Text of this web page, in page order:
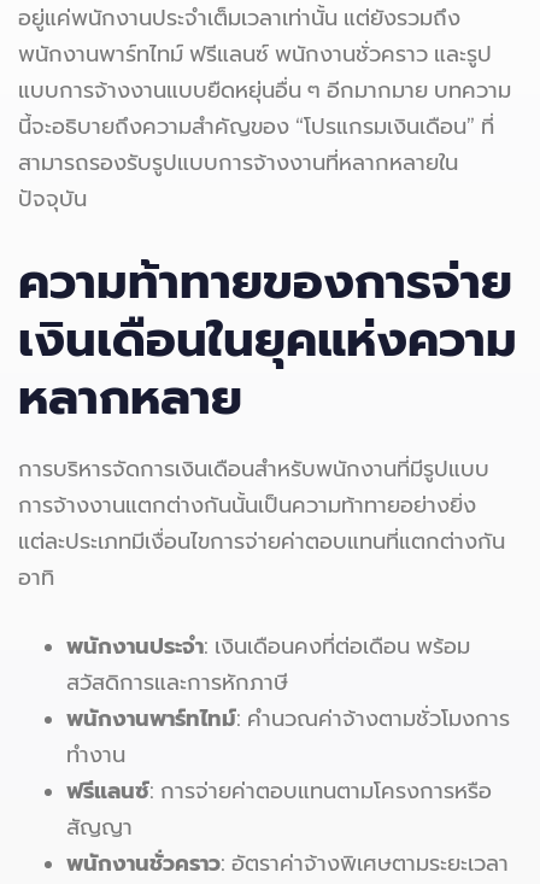
อยู่แค่พนักงานประจำเต็มเวลาเท่านั้น แต่ยังรวมถึง
พนักงานพาร์ทไทม์ ฟรีแลนซ์ พนักงานชั่วคราว และรูป
แบบการจ้างงานแบบยืดหยุ่นอื่น ๆ อีกมากมาย บทความ
นี้จะอธิบายถึงความสำคัญของ “โปรแกรมเงินเดือน” ที่
สามารถรองรับรูปแบบการจ้างงานที่หลากหลายใน
ปัจจุบัน
ความท้าทายของการจ่าย
เงินเดือนในยุคแห่งความ
หลากหลาย
การบริหารจัดการเงินเดือนสำหรับพนักงานที่มีรูปแบบ
การจ้างงานแตกต่างกันนั้นเป็นความท้าทายอย่างยิ่ง
แต่ละประเภทมีเงื่อนไขการจ่ายค่าตอบแทนที่แตกต่างกัน
อาทิ
พนักงานประจำ: เงินเดือนคงที่ต่อเดือน พร้อม
สวัสดิการและการหักภาษี
พนักงานพาร์ทไทม์: คำนวณค่าจ้างตามชั่วโมงการ
ทำงาน
ฟรีแลนซ์: การจ่ายค่าตอบแทนตามโครงการหรือ
สัญญา
พนักงานชั่วคราว: อัตราค่าจ้างพิเศษตามระยะเวลา